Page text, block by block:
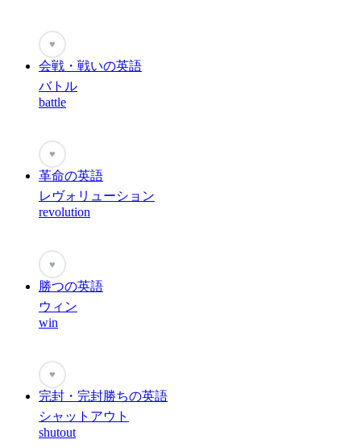
♥
会戦・戦いの英語
バトル
battle
♥
革命の英語
レヴォリューション
revolution
♥
勝つの英語
ウィン
win
♥
完封・完封勝ちの英語
シャットアウト
shutout